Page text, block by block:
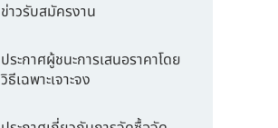
ข่าวรับสมัครงาน
ประกาศผู้ชนะการเสนอราคาโดย
วิธีเฉพาะเจาะจง